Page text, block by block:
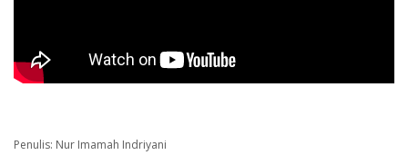
Penulis: Nur Imamah Indriyani